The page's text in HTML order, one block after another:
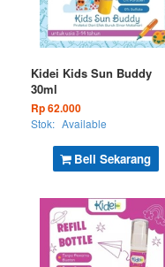
Beli Sekarang
Kidei Kids Sun Buddy
30ml
Rp 62.000
Stok: Available